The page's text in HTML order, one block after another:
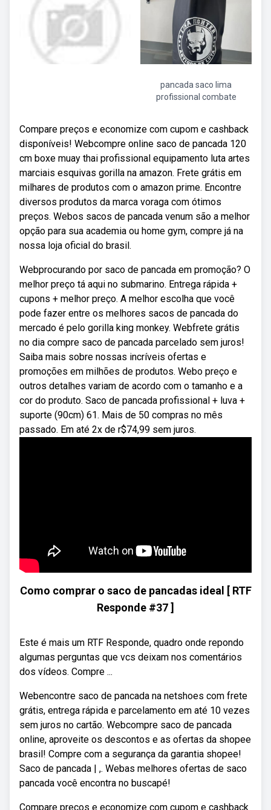
pancada saco lima
profissional combate
Compare preços e economize com cupom e cashback
disponíveis! Webcompre online saco de pancada 120
cm boxe muay thai profissional equipamento luta artes
marciais esquivas gorilla na amazon. Frete grátis em
milhares de produtos com o amazon prime. Encontre
diversos produtos da marca voraga com ótimos
preços. Webos sacos de pancada venum são a melhor
opção para sua academia ou home gym, compre já na
nossa loja oficial do brasil.
Webprocurando por saco de pancada em promoção? O
melhor preço tá aqui no submarino. Entrega rápida +
cupons + melhor preço. A melhor escolha que você
pode fazer entre os melhores sacos de pancada do
mercado é pelo gorilla king monkey. Webfrete grátis
no dia compre saco de pancada parcelado sem juros!
Saiba mais sobre nossas incríveis ofertas e
promoções em milhões de produtos. Webo preço e
outros detalhes variam de acordo com o tamanho e a
cor do produto. Saco de pancada profissional + luva +
suporte (90cm) 61. Mais de 50 compras no mês
passado. Em até 2x de r$74,99 sem juros.
Como comprar o saco de pancadas ideal [ RTF
Responde #37 ]
Este é mais um RTF Responde, quadro onde repondo
algumas perguntas que vcs deixam nos comentários
dos vídeos. Compre ...
Webencontre saco de pancada na netshoes com frete
grátis, entrega rápida e parcelamento em até 10 vezes
sem juros no cartão. Webcompre saco de pancada
online, aproveite os descontos e as ofertas da shopee
brasil! Compre com a segurança da garantia shopee!
Saco de pancada | ,. Webas melhores ofertas de saco
pancada você encontra no buscapé!
Compare preços e economize com cupom e cashback